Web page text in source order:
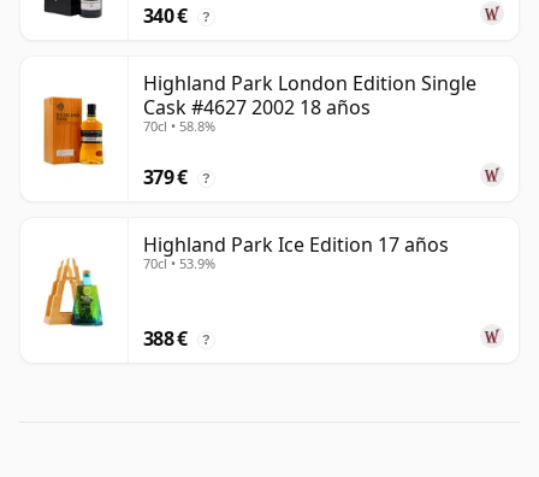
340 € ?
Highland Park London Edition Single
Cask #4627 2002 18 años
70cl • 58.8%
379 € ?
Highland Park Ice Edition 17 años
70cl • 53.9%
388 € ?